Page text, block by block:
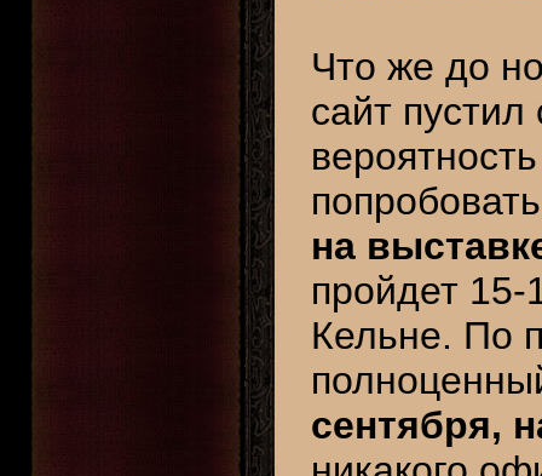
Что же до
сайт
на
пройдет 15-
Кельне. По
сентября,